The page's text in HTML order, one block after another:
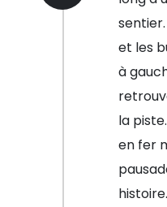
et les
à
la
en fer
histoire.